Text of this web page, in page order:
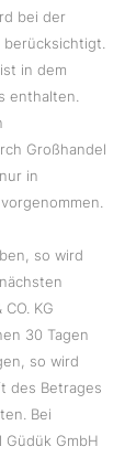
bei der
in dem
enthalten.
Großhandel
in
so wird
KG
30 Tagen
so wird
des Betrages
Bei
GmbH